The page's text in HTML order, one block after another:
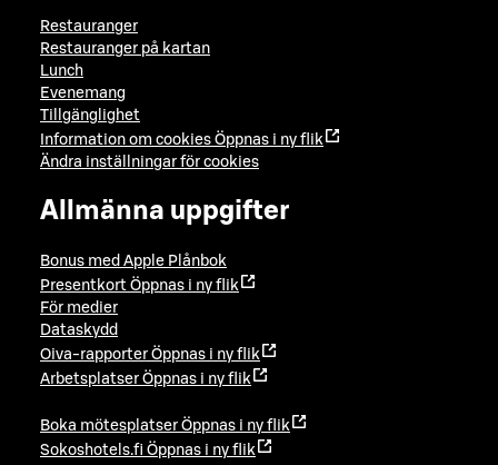
Restauranger
Restauranger på kartan
Lunch
Evenemang
Tillgänglighet
Information om cookies Öppnas i ny flik
Ändra inställningar för cookies
Allmänna uppgifter
Bonus med Apple Plånbok
Presentkort Öppnas i ny flik
För medier
Dataskydd
Oiva-rapporter Öppnas i ny flik
Arbetsplatser Öppnas i ny flik
Boka mötesplatser Öppnas i ny flik
Sokoshotels.fi Öppnas i ny flik